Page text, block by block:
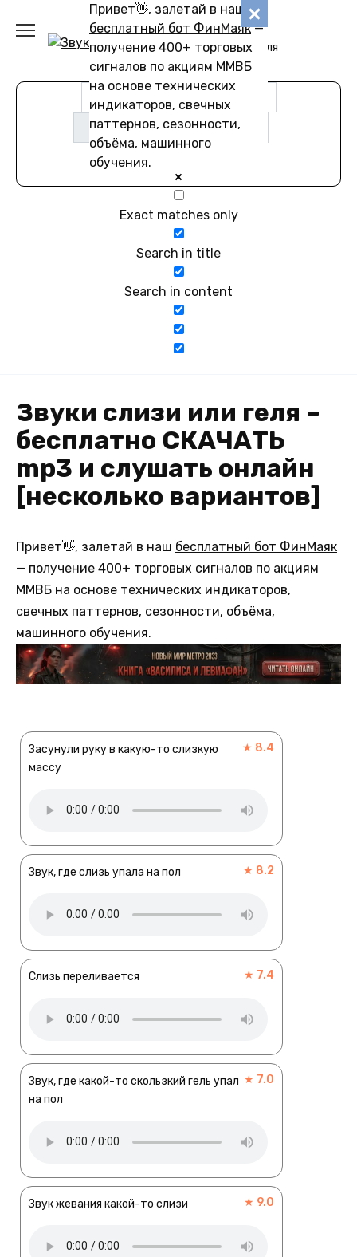
Привет👋, залетай в наш
бесплатный бот ФинМаяк—
получение 400+ торговых
сигналов по акциям ММВБ
на основе технических
индикаторов, свечных
паттернов, сезонности,
объёма, машинного
обучения.
содержанию
Звуковику
Коллекции звуков для
скачивания
Exact matches only
Search in title
Search in content
Звуки слизи или геля –
бесплатно СКАЧАТЬ
mp3 и слушать онлайн
[несколько вариантов]
Привет👋, залетай в наш бесплатный бот ФинМаяк
— получение 400+ торговых сигналов по акциям
ММВБ на основе технических индикаторов,
свечных паттернов, сезонности, объёма,
машинного обучения.
Засунули руку в какую-то слизкую
массу
★ 8.4
Звук, где слизь упала на пол ★ 8.2
Слизь переливается ★ 7.4
Звук, где какой-то скользкий гель упал
на пол
★ 7.0
Звук жевания какой-то слизи ★ 9.0